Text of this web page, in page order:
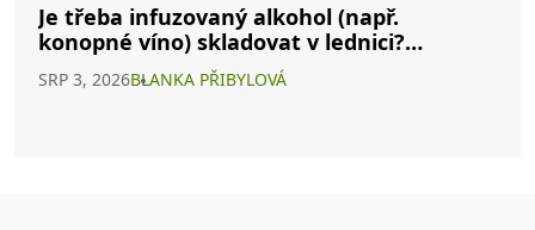
Je třeba infuzovaný alkohol (např.
konopné víno) skladovat v lednici?
Kompletní průvodce
SRP 3, 2026BLANKA PŘIBYLOVÁ